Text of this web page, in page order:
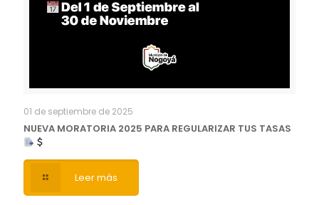
01 de septiembre de 2025
NUEVA MORATORIA 2025 PARA REGULARIZAR TUS TASAS
Leer más